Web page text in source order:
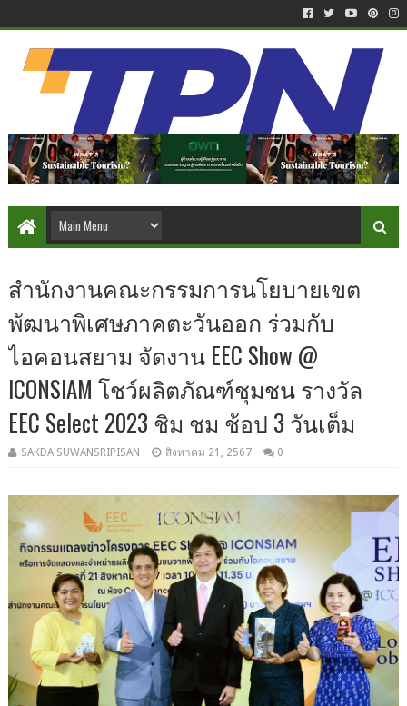
สำนักงานคณะกรรมการนโยบายเขต
พัฒนาพิเศษภาคตะวันออก ร่วมกับ
ไอคอนสยาม จัดงาน EEC Show @
ICONSIAM โชว์ผลิตภัณฑ์ชุมชน รางวัล
EEC Select 2023 ชิม ชม ช้อป 3 วันเต็ม
SAKDA SUWANSRIPISAN สิงหาคม 21, 2567 0